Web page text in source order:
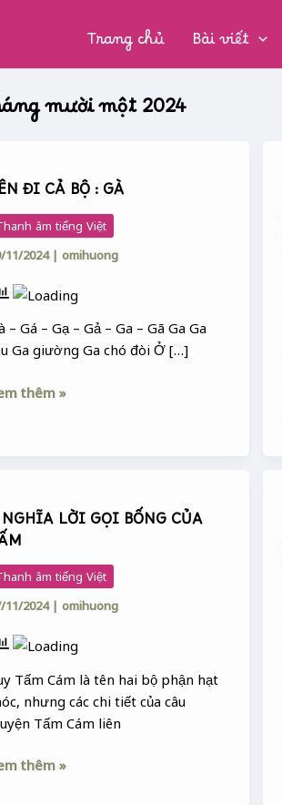
Trang chủ Bài viết
mười một 2024
ĐI CẢ BỘ : GÀ
âm tiếng Việt
11/2024 |omihuong
– Gá – Gạ – Gả – Ga – Gã Ga Ga
Ga giường Ga chó đòi Ở […]
thêm »
LỜI GỌI BỐNG CỦA
âm tiếng Việt
11/2024 |omihuong
Tấm Cám là tên hai bộ phận hạt
nhưng các chi tiết của câu
Tấm Cám liên
thêm »